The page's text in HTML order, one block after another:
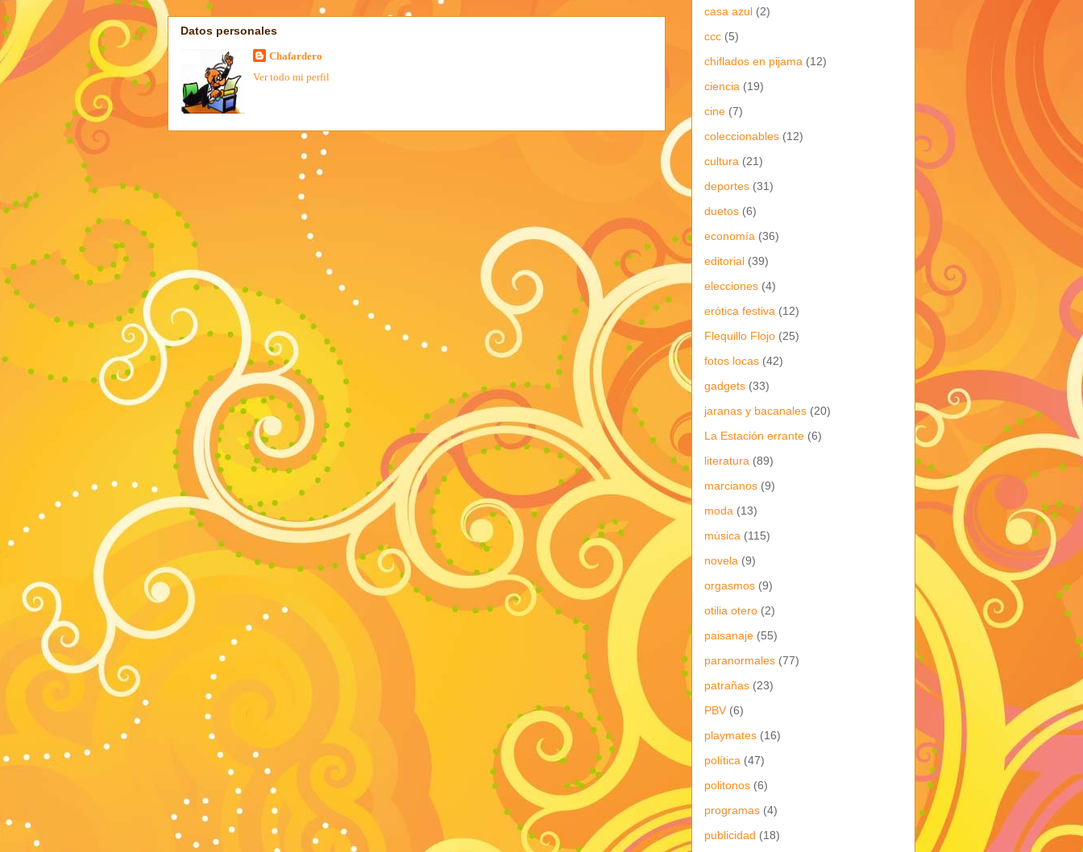
Datos personales
Chafardero
Ver todo mi perfil
casa azul (2)
ccc (5)
chiflados en pijama (12)
ciencia (19)
cine (7)
coleccionables (12)
cultura (21)
deportes (31)
duetos (6)
economía (36)
editorial (39)
elecciones (4)
erótica festiva (12)
Flequillo Flojo (25)
fotos locas (42)
gadgets (33)
jaranas y bacanales (20)
La Estación errante (6)
literatura (89)
marcianos (9)
moda (13)
música (115)
novela (9)
orgasmos (9)
otilia otero (2)
paisanaje (55)
paranormales (77)
patrañas (23)
PBV (6)
playmates (16)
política (47)
politonos (6)
programas (4)
publicidad (18)